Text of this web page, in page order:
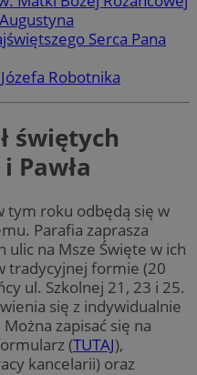
Serca Pana
Robotnika
świętych
Pawła
tym roku odbędą się w
Parafia zaprasza
ulic na Msze Święte w ich
tradycyjnej formie (20
ul. Szkolnej 21, 23 i 25.
się z indywidualnie
zapisać się na
(TUTAJ),
kancelarii) oraz